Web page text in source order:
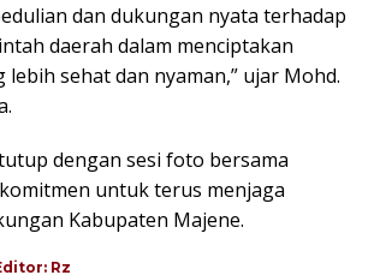
dan dukungan nyata terhadap
daerah dalam menciptakan
sehat dan nyaman,” ujar Mohd.
dengan sesi foto bersama
untuk terus menjaga
Kabupaten Majene.
Rz